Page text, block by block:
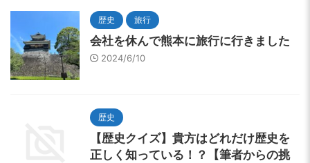
歴史 旅行
会社を休んで熊本に旅行に行きました
2024/6/10
歴史
【歴史クイズ】貴方はどれだけ歴史を
正しく知っている！？【筆者からの挑